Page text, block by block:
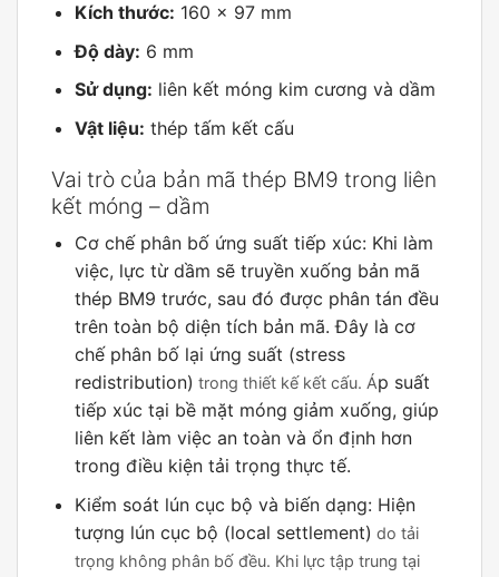
Kích thước: 160 x 97 mm
Độ dày: 6 mm
Sử dụng: liên kết móng kim cương và dầm
Vật liệu: thép tấm kết cấu
Vai trò của bản mã thép BM9 trong liên
kết móng – dầm
Cơ chế phân bố ứng suất tiếp xúc: Khi làm
việc, lực từ dầm sẽ truyền xuống bản mã
thép BM9 trước, sau đó được phân tán đều
trên toàn bộ diện tích bản mã. Đây là cơ
chế phân bố lại ứng suất (stress
redistribution) trong thiết kế kết cấu. Áp suất
tiếp xúc tại bề mặt móng giảm xuống, giúp
liên kết làm việc an toàn và ổn định hơn
trong điều kiện tải trọng thực tế.
Kiểm soát lún cục bộ và biến dạng: Hiện
tượng lún cục bộ (local settlement) do tải
trọng không phân bố đều. Khi lực tập trung tại